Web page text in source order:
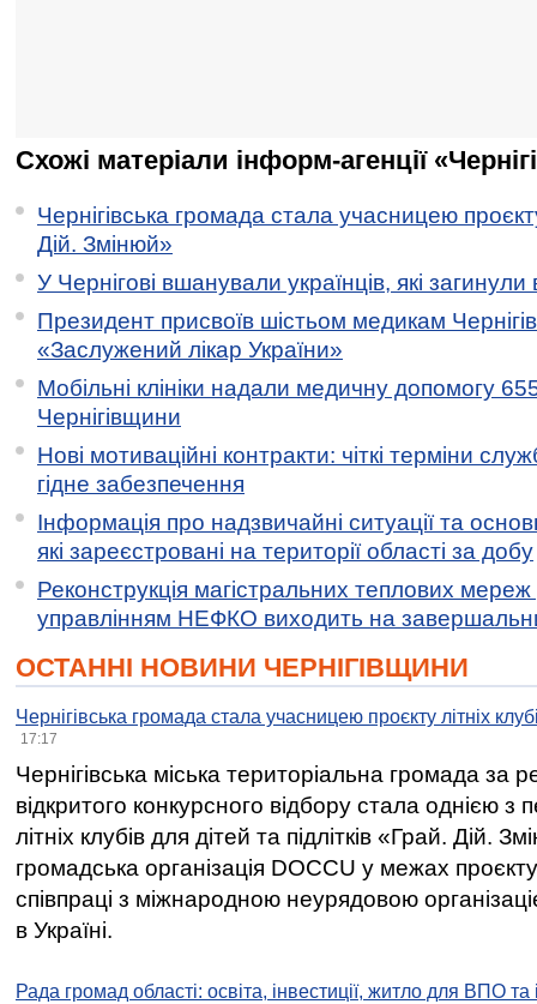
Схожі матеріали інформ-агенції
Чернігівська громада стала учасницею
Дій. Змінюй»
У Чернігові вшанували українців, які загинули
Президент присвоїв шістьом медикам
«Заслужений лікар України»
Мобільні клініки надали медичну допомогу
Чернігівщини
Нові мотиваційні контракти: чіткі терміни
гідне забезпечення
Інформація про надзвичайні ситуації та
які зареєстровані на території області за добу
Реконструкція магістральних теплових мереж
управлінням НЕФКО виходить на
ОСТАННІ НОВИНИ ЧЕРНІГІВЩИНИ
Чернігівська громада стала учасницею проєкту літніх
17:17
Чернігівська міська територіальна громада за
відкритого конкурсного відбору стала однією
літніх клубів для дітей та підлітків «Грай. Дій.
громадська організація DOCCU у межах
співпраці з міжнародною неурядовою
в Україні.
Рада громад області: освіта, інвестиції, житло для ВПО